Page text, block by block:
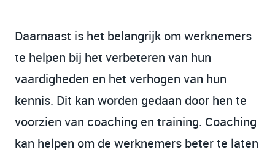
Daarnaast is het belangrijk om werknemers
te helpen bij het verbeteren van hun
vaardigheden en het verhogen van hun
kennis. Dit kan worden gedaan door hen te
voorzien van coaching en training. Coaching
kan helpen om de werknemers beter te laten